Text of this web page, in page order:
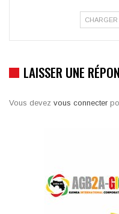
LAISSER UNE
Vous devez vous connecter